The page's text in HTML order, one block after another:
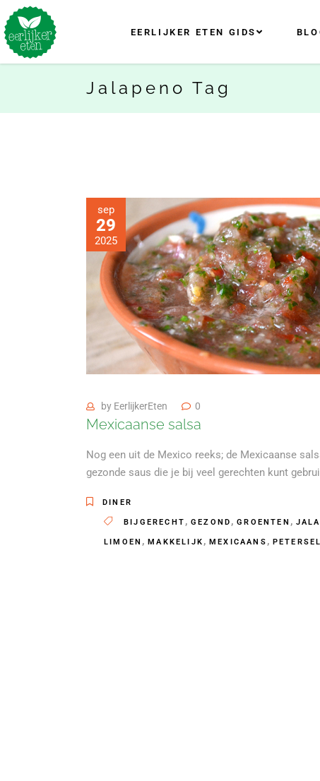
EERLIJKER ETEN GIDS
Jalapeno Tag
sep
29
2025
by EerlijkerEten 0
Mexicaanse salsa
Nog een uit de Mexico reeks; de Mexicaanse
gezonde saus die je bij veel gerechten kunt
DINER
BIJGERECHT , GEZOND ,GROENTEN ,
LIMOEN ,MAKKELIJK ,MEXICAANS ,